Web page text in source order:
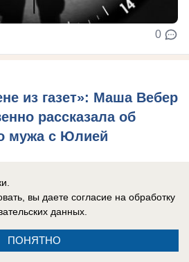
0
из газет»: Маша Вебер
рассказала об
мужа с Юлией
убеждали, что
вы даете согласие на обработку
данных.
ПОНЯТНО